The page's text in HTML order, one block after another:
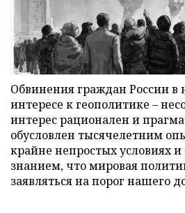
Обвинения граждан России в
интересе к геополитике –
интерес рационален и
обусловлен тысячелетним
крайне непростых условиях
знанием, что мировая
заявляться на порог нашего